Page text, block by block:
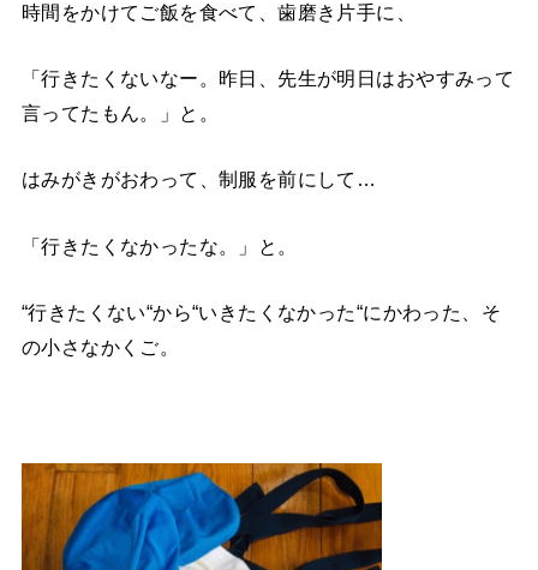
時間をかけてご飯を食べて、歯磨き片手に、
「行きたくないなー。昨日、先生が明日はおやすみって
言ってたもん。」と。
はみがきがおわって、制服を前にして…
「行きたくなかったな。」と。
“行きたくない“から“いきたくなかった“にかわった、そ
の小さなかくご。